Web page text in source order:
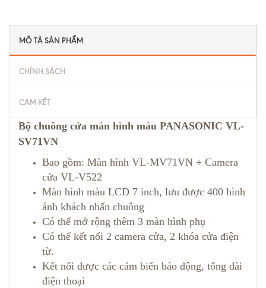
MÔ TẢ SẢN PHẨM
CHÍNH SÁCH
CAM KẾT
Bộ chuông cửa màn hình màu PANASONIC VL-
SV71VN
Bao gồm: Màn hình VL-MV71VN + Camera
cửa VL-V522
Màn hình màu LCD 7 inch, lưu được 400 hình
ảnh khách nhấn chuông
Có thể mở rộng thêm 3 màn hình phụ
Có thể kết nối 2 camera cửa, 2 khóa cửa điện
từ.
Kết nối được các cảm biến báo động, tổng đài
điện thoại